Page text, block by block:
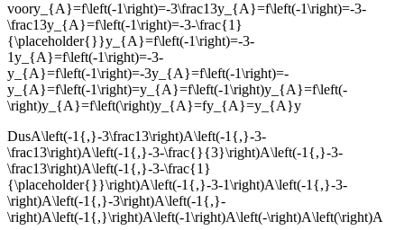
voory_{A}=f\left(-1\right)=-3\frac13y_{A}=f\left(-1\right)=-3-
\frac13y_{A}=f\left(-1\right)=-3-\frac{1}
{\placeholder{}}y_{A}=f\left(-1\right)=-3-
1y_{A}=f\left(-1\right)=-3-
y_{A}=f\left(-1\right)=-3y_{A}=f\left(-1\right)=-
y_{A}=f\left(-1\right)=y_{A}=f\left(-1\right)y_{A}=f\left(-
\right)y_{A}=f\left(\right)y_{A}=fy_{A}=y_{A}y
DusA\left(-1{,}-3\frac13\right)A\left(-1{,}-3-
\frac13\right)A\left(-1{,}-3-\frac{}{3}\right)A\left(-1{,}-3-
\frac13\right)A\left(-1{,}-3-\frac{1}
{\placeholder{}}\right)A\left(-1{,}-3-1\right)A\left(-1{,}-3-
\right)A\left(-1{,}-3\right)A\left(-1{,}-
\right)A\left(-1{,}\right)A\left(-1\right)A\left(-\right)A\left(\right)A